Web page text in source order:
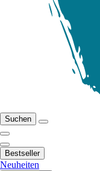
Suchen
Bestseller
Neuheiten